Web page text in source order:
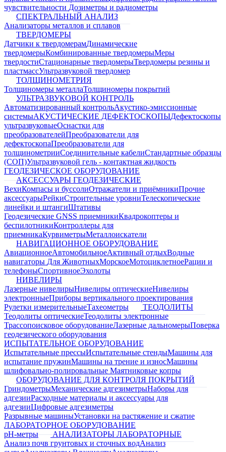
чувствительности Дозиметры и радиометры
СПЕКТРАЛЬНЫЙ АНАЛИЗ
Анализаторы металлов и сплавов
ТВЕРДОМЕРЫ
Датчики к твердомерамДинамические
твердомерыКомбинированные твердомерыМеры
твердостиСтационарные твердомерыТвердомеры резины и
пластмассУльтразвуковой твердомер
ТОЛЩИНОМЕТРИЯ
Толщиномеры металлаТолщиномеры покрытий
УЛЬТРАЗВУКОВОЙ КОНТРОЛЬ
Автоматизированный контрольАкустико-эмиссионные
системыАКУСТИЧЕСКИЕ ДЕФЕКТОСКОПЫДефектоскопы
ультразвуковыеОснастки для
преобразователейПреобразователи для
дефектоскопаПреобразователи для
толщинометрииСоединительные кабелиСтандартные образцы
(СОП)Ультразвуковой гель - контактная жидкость
ГЕОДЕЗИЧЕСКОЕ ОБОРУДОВАНИЕ
АКСЕССУАРЫ ГЕОДЕЗИЧЕСКИЕ
ВехиКомпасы и буссолиОтражатели и приёмникиПрочие
аксессуарыРейкиСтроительные уровниТелескопические
линейки и штангиШтативы
Геодезические GNSS приемникиКвадрокоптеры и
беспилотникиКонтроллеры для
приемникаКурвиметрыМеталлоискатели
НАВИГАЦИОННОЕ ОБОРУДОВАНИЕ
АвиационноеАвтомобильноеАктивный отдыхВодные
навигаторы Для ЖивотныхМорскоеМотоциклетноеРации и
телефоныСпортивноеЭхолоты
НИВЕЛИРЫ
Лазерные нивелирыНивелиры оптическиеНивелиры
электронныеПриборы вертикального проектирования
Рулетки измерительныеТахеометры
ТЕОДОЛИТЫ
Теодолиты оптическиеТеодолиты электронные
Трассопоисковое оборудованиеЛазерные дальномерыПоверка
геодезического оборудования
ИСПЫТАТЕЛЬНОЕ ОБОРУДОВАНИЕ
Испытательные прессыИспытательные стендыМашины для
испытание пружинМашины на трение и износМашины
шлифовально-полировальные Маятниковые копры
ОБОРУДОВАНИЕ ДЛЯ КОНТРОЛЯ ПОКРЫТИЙ
ГриндометрыМеханические адгезиметрыНаборы для
адгезииРасходные материалы и аксессуары для
адгезииЦифровые адгезиметры
Разрывные машиныУстановки на растяжение и сжатие
ЛАБОРАТОРНОЕ ОБОРУДОВАНИЕ
pH-метры
АНАЛИЗАТОРЫ ЛАБОРАТОРНЫЕ
Анализ почв грунтовых и сточных водАнализ